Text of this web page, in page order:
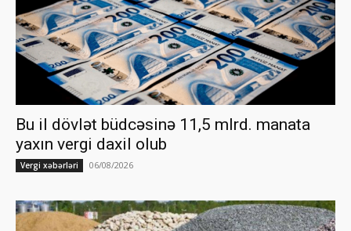
Bu il dövlət büdcəsinə 11,5 mlrd. manata
yaxın vergi daxil olub
Vergi xəbərləri 06/08/2026